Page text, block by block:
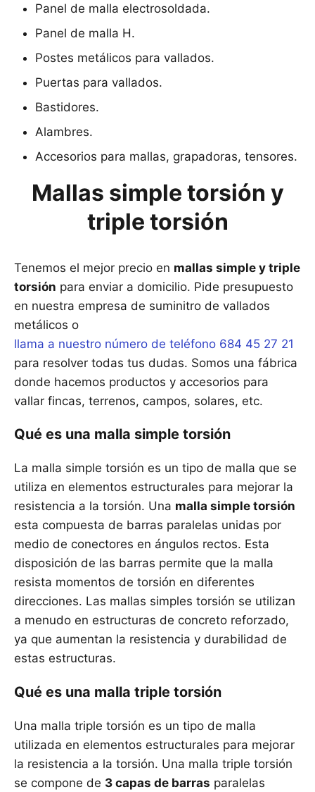
Panel de malla electrosoldada.
Panel de malla H.
Postes metálicos para vallados.
Puertas para vallados.
Bastidores.
Alambres.
Accesorios para mallas, grapadoras, tensores.
Mallas simple torsión y
triple torsión
Tenemos el mejor precio en mallas simple y triple
torsión para enviar a domicilio. Pide presupuesto
en nuestra empresa de suminitro de vallados
metálicos o
llama a nuestro número de teléfono 684 45 27 21
para resolver todas tus dudas. Somos una fábrica
donde hacemos productos y accesorios para
vallar fincas, terrenos, campos, solares, etc.
Qué es una malla simple torsión
La malla simple torsión es un tipo de malla que se
utiliza en elementos estructurales para mejorar la
resistencia a la torsión. Una malla simple torsión
esta compuesta de barras paralelas unidas por
medio de conectores en ángulos rectos. Esta
disposición de las barras permite que la malla
resista momentos de torsión en diferentes
direcciones. Las mallas simples torsión se utilizan
a menudo en estructuras de concreto reforzado,
ya que aumentan la resistencia y durabilidad de
estas estructuras.
Qué es una malla triple torsión
Una malla triple torsión es un tipo de malla
utilizada en elementos estructurales para mejorar
la resistencia a la torsión. Una malla triple torsión
se compone de 3 capas de barras paralelas